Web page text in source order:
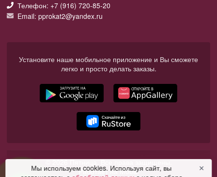
Телефон: +7 (916) 720-85-20
Email: pprokat2@yandex.ru
Установите наше мобильное приложение и Вы сможете
легко и просто делать заказы.
© 2026 Пятница. Все права защищены.
Работает на Moba.
Мы используем cookies. Используя сайт, вы
✕